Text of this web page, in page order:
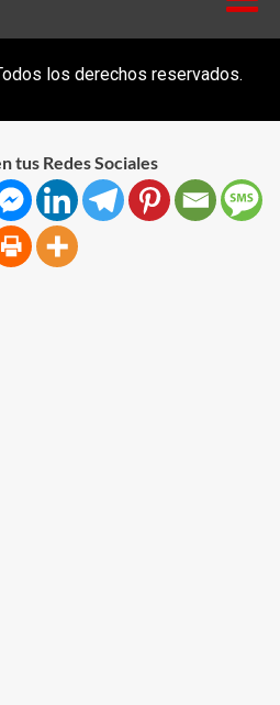
los derechos reservados.
tus Redes Sociales